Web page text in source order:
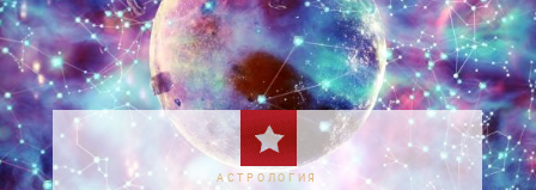
АСТРОЛОГИЯ